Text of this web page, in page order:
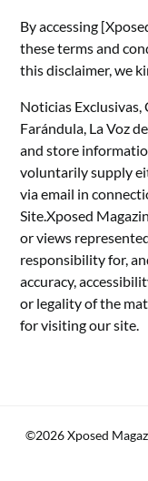
By accessing
these terms and
this disclaimer, we
Noticias
Farándula, La Voz
and store
voluntarily supply
via email in
Site.Xposed
or views
responsibility for,
accuracy,
or legality of the
for visiting our site.
©2026 Xposed